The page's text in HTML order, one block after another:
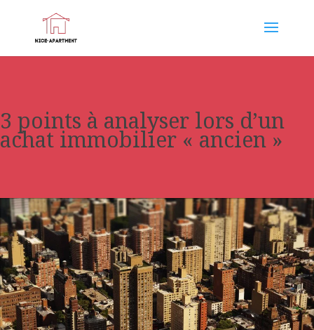
3 points à analyser lors d’un
achat immobilier « ancien »